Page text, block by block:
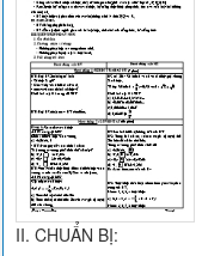
II. CHUẨN BỊ: